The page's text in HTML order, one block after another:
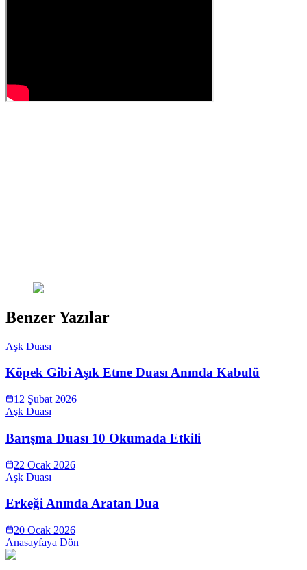
Benzer Yazılar
Aşk Duası
Köpek Gibi Aşık Etme Duası Anında Kabulü
12 Şubat 2026
Aşk Duası
Barışma Duası 10 Okumada Etkili
22 Ocak 2026
Aşk Duası
Erkeği Anında Aratan Dua
20 Ocak 2026
Anasayfaya Dön